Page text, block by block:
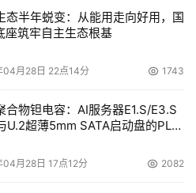
”、“析”三维一体的融合网络控制
邮政实现了广域网链路的合理利
得湖北邮政成为行业智能新典
，AI的应用将会加速普及，强AI
集团将在AI in ALL智能战略的
态半年蜕变：从能用走向好用，国
座筑牢自主生态根基
04月28日 22点14分 1743
合物钽电容：AI服务器E1.S/E3.S
U.2超薄5mm SATA启动盘的PLP
04月28日 17点12分 2082